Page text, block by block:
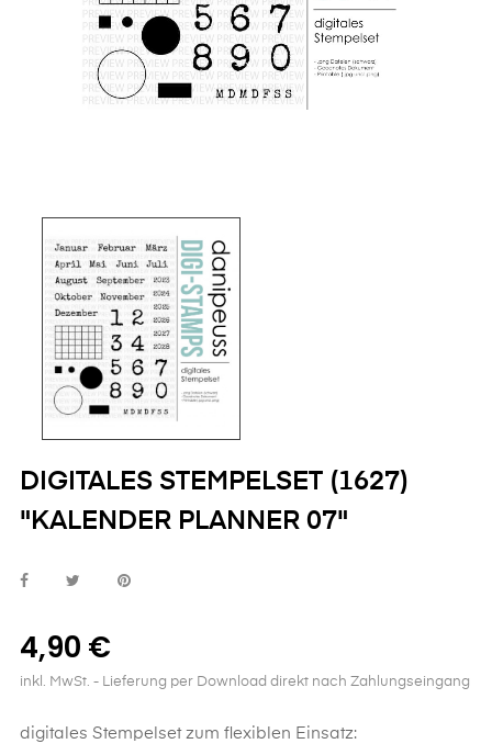
DIGITALES STEMPELSET (1627)
"KALENDER PLANNER 07"
4,90 €
inkl. MwSt. - Lieferung per Download direkt nach Zahlungseingang
digitales Stempelset zum flexiblen Einsatz: